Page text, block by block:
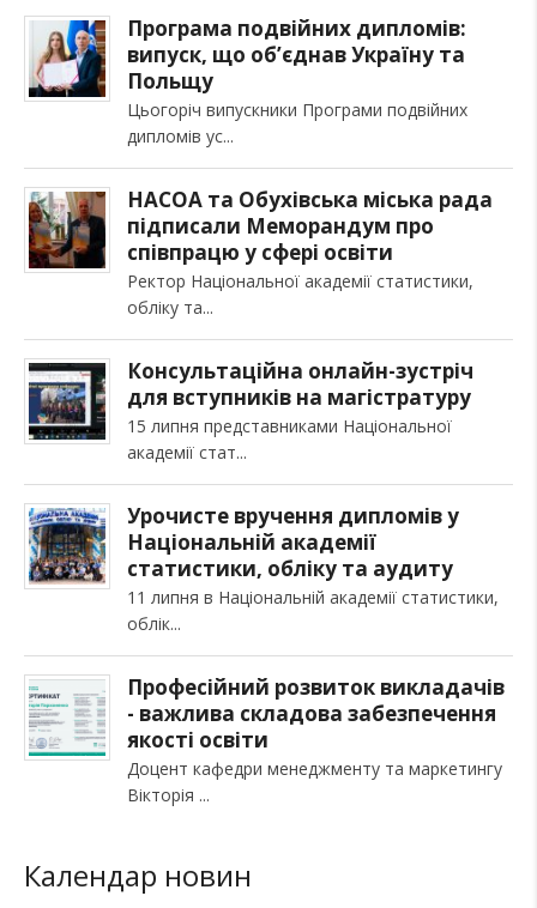
Програма подвійних дипломів:
випуск, що об’єднав Україну та
Польщу
Цьогоріч випускники Програми подвійних
дипломів ус
НАСОА та Обухівська міська рада
підписали Меморандум про
співпрацю у сфері освіти
Ректор Національної академії статистики,
обліку та
Консультаційна онлайн-зустріч
для вступників на магістратуру
15 липня представниками Національної
академії стат
Урочисте вручення дипломів у
Національній академії
статистики, обліку та аудиту
11 липня в Національній академії статистики,
облік
Професійний розвиток викладачів
- важлива складова забезпечення
якості освіти
Доцент кафедри менеджменту та маркетингу
Вікторія
Календар новин